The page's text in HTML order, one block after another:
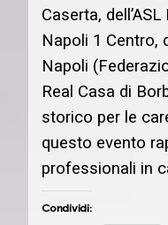
Caserta,
Napoli 1 Centro,
Napoli
Real Casa di
storico per le
questo evento
professionali in
Condividi: